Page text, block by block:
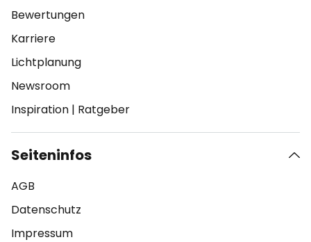
Bewertungen
Karriere
Lichtplanung
Newsroom
Inspiration | Ratgeber
Seiteninfos
AGB
Datenschutz
Impressum